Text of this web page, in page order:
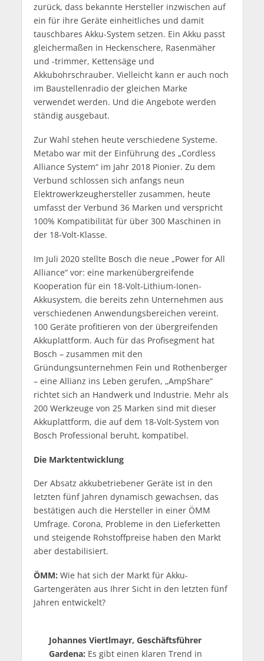
zurück, dass bekannte Hersteller inzwischen auf
ein für ihre Geräte einheitliches und damit
tauschbares Akku-System setzen. Ein Akku passt
gleichermaßen in Heckenschere, Rasenmäher
und -trimmer, Kettensäge und
Akkubohrschrauber. Vielleicht kann er auch noch
im Baustellenradio der gleichen Marke
verwendet werden. Und die Angebote werden
ständig ausgebaut.
Zur Wahl stehen heute verschiedene Systeme.
Metabo war mit der Einführung des „Cordless
Alliance System“ im Jahr 2018 Pionier. Zu dem
Verbund schlossen sich anfangs neun
Elektrowerkzeughersteller zusammen, heute
umfasst der Verbund 36 Marken und verspricht
100% Kompatibilität für über 300 Maschinen in
der 18-Volt-Klasse.
Im Juli 2020 stellte Bosch die neue „Power for All
Alliance“ vor: eine markenübergreifende
Kooperation für ein 18-Volt-Lithium-Ionen-
Akkusystem, die bereits zehn Unternehmen aus
verschiedenen Anwendungsbereichen vereint.
100 Geräte profitieren von der übergreifenden
Akkuplattform. Auch für das Profisegment hat
Bosch – zusammen mit den
Gründungsunternehmen Fein und Rothenberger
– eine Allianz ins Leben gerufen, „AmpShare“
richtet sich an Handwerk und Industrie. Mehr als
200 Werkzeuge von 25 Marken sind mit dieser
Akkuplattform, die auf dem 18-Volt-System von
Bosch Professional beruht, kompatibel.
Die Marktentwicklung
Der Absatz akkubetriebener Geräte ist in den
letzten fünf Jahren dynamisch gewachsen, das
bestätigen auch die Hersteller in einer ÖMM
Umfrage. Corona, Probleme in den Lieferketten
und steigende Rohstoffpreise haben den Markt
aber destabilisiert.
ÖMM: Wie hat sich der Markt für Akku-
Gartengeräten aus Ihrer Sicht in den letzten fünf
Jahren entwickelt?
Johannes Viertlmayr, Geschäftsführer
Gardena: Es gibt einen klaren Trend in